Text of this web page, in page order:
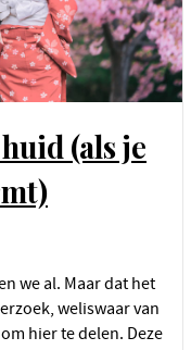
we al. Maar dat het
weliswaar van
hier te delen. Deze